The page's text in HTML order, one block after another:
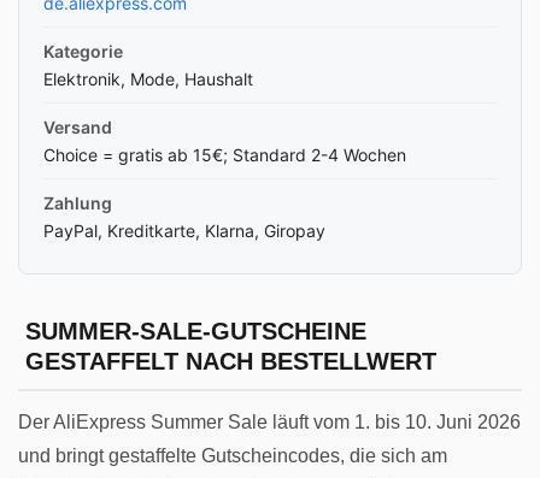
Kategorie
Elektronik, Mode, Haushalt
Versand
Choice = gratis ab 15€; Standard 2-4 Wochen
Zahlung
PayPal, Kreditkarte, Klarna, Giropay
SUMMER-SALE-GUTSCHEINE
GESTAFFELT NACH BESTELLWERT
Der AliExpress Summer Sale läuft vom 1. bis 10. Juni 2026
und bringt gestaffelte Gutscheincodes, die sich am